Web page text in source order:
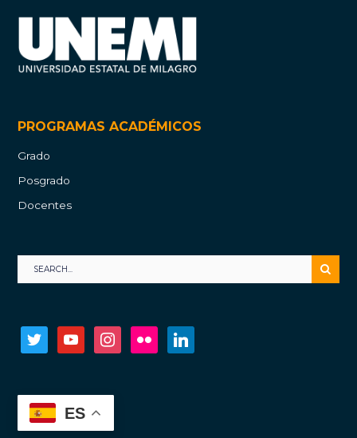
PROGRAMAS ACADÉMICOS
Grado
Posgrado
Docentes
twitter youtube instagramflickr
ES